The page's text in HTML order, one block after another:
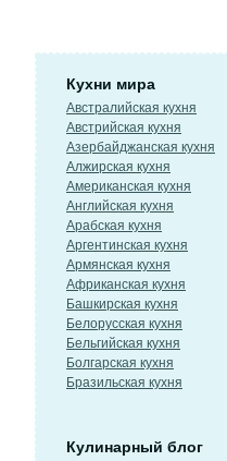
Кухни мира
Австралийская кухня
Австрийская кухня
Азербайджанская кухня
Алжирская кухня
Американская кухня
Английская кухня
Арабская кухня
Аргентинская кухня
Армянская кухня
Африканская кухня
Башкирская кухня
Белорусская кухня
Бельгийская кухня
Болгарская кухня
Бразильская кухня
Кулинарный блог